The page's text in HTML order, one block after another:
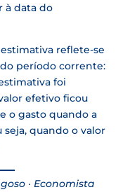
à data do
reflete-se
período corrente:
foi
efetivo ficou
o gasto quando a
quando o valor
· Economista